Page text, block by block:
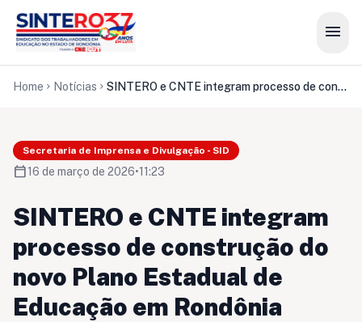
menu
Home chevron_right Notícias chevron_right SINTERO e CNTE integram processo de construção do novo Plano Estadual de Educação em Rondônia
Secretaria de Imprensa e Divulgação - SID
calendar_today16 de março de 2026•11:23
SINTERO e CNTE integram
processo de construção do
novo Plano Estadual de
Educação em Rondônia